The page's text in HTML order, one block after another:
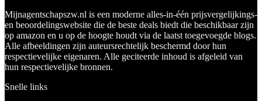
Mijnagentschapszw.nl is een moderne alles-in-één prijsvergelijkings-
en beoordelingswebsite die de beste deals biedt die beschikbaar zijn
op amazon en u op de hoogte houdt via de laatst toegevoegde blogs.
Alle afbeeldingen zijn auteursrechtelijk beschermd door hun
respectievelijke eigenaren. Alle geciteerde inhoud is afgeleid van
hun respectievelijke bronnen.
Snelle links